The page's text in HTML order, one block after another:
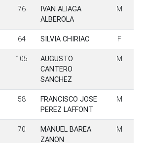
76
IVAN ALIAGA
ALBEROLA
M
64 SILVIA CHIRIAC F
105
AUGUSTO
CANTERO
SANCHEZ
M
58
FRANCISCO JOSE
PEREZ LAFFONT
M
70
MANUEL BAREA
ZANON
M